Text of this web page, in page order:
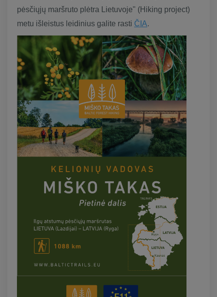
pėsčiųjų maršruto plėtra Lietuvoje" (Hiking project)
metu išleistus leidinius galite rasti ČIA.